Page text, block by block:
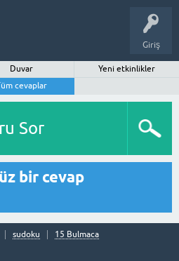
Giriş
Duvar
Yeni etkinlikler
cevaplar
Sor
bir cevap
sudoku
15 Bulmaca